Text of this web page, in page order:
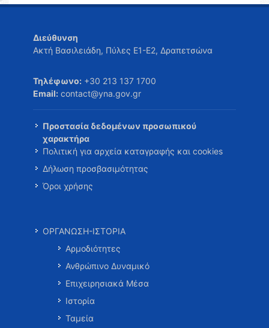
Διεύθυνση
Ακτή Βασιλειάδη, Πύλες Ε1-Ε2, Δραπετσώνα
Τηλέφωνο: +30 213 137 1700
Email: contact@yna.gov.gr
Προστασία δεδομένων προσωπικού
χαρακτήρα
Πολιτική για αρχεία καταγραφής και cookies
Δήλωση προσβασιμότητας
Όροι χρήσης
ΟΡΓΑΝΩΣΗ-ΙΣΤΟΡΙΑ
Αρμοδιότητες
Ανθρώπινο Δυναμικό
Επιχειρησιακά Μέσα
Ιστορία
Ταμεία